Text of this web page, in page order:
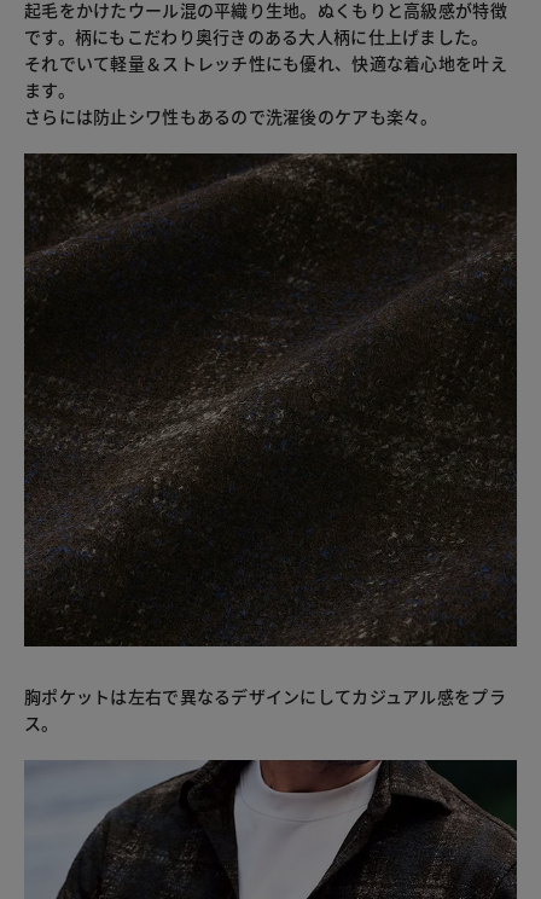
起毛をかけたウール混の平織り生地。ぬくもりと高級感が特徴
です。柄にもこだわり奥行きのある大人柄に仕上げました。
それでいて軽量＆ストレッチ性にも優れ、快適な着心地を叶え
ます。
さらには防止シワ性もあるので洗濯後のケアも楽々。
胸ポケットは左右で異なるデザインにしてカジュアル感をプラ
ス。